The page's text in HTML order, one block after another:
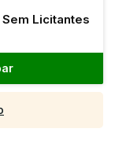
Sem Licitantes